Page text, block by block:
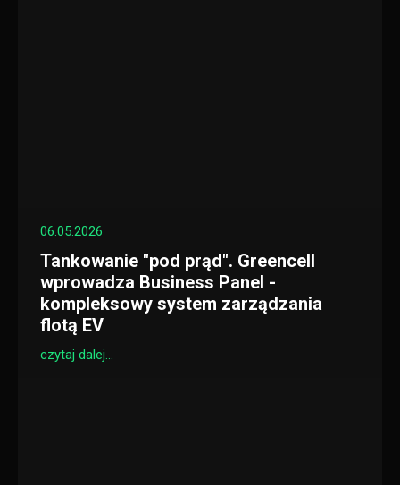
06.05.2026
Tankowanie "pod prąd". Greencell
wprowadza Business Panel -
kompleksowy system zarządzania
flotą EV
czytaj dalej...